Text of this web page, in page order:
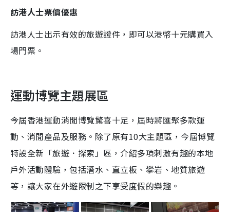
訪港人士票價優惠
訪港人士出示有效的旅遊證件，即可以港幣十元購買入
場門票。
運動博覽主題展區
今屆香港運動消閒博覽驚喜十足，屆時將匯聚多款運
動、消閒產品及服務。除了原有10大主題區，今屆博覽
特設全新「旅遊．探索」區，介紹多項刺激有趣的本地
戶外活動體驗，包括潛水、直立板、攀岩、地質旅遊
等，讓大家在外遊限制之下享受度假的樂趣。